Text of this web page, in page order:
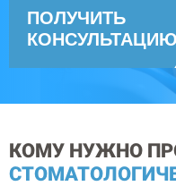
ПОЛУЧИТЬ
КОНСУЛЬТАЦИЮ
КОМУ НУЖНО